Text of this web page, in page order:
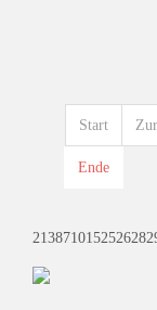
Start
Ende
213871015252628